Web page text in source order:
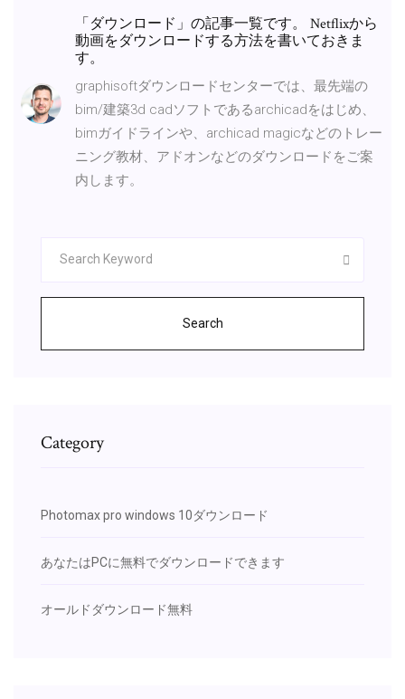
「ダウンロード」の記事一覧です。 Netflixから
動画をダウンロードする方法を書いておきま
す。
graphisoftダウンロードセンターでは、最先端の
bim/建築3d cadソフトであるarchicadをはじめ、
bimガイドラインや、archicad magicなどのトレー
ニング教材、アドオンなどのダウンロードをご案
内します。
Search
Category
Photomax pro windows 10ダウンロード
あなたはPCに無料でダウンロードできます
オールドダウンロード無料